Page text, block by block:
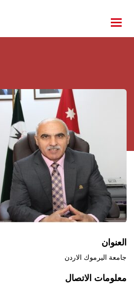
العنوان
جامعة اليرموك الاردن
معلومات الاتصال